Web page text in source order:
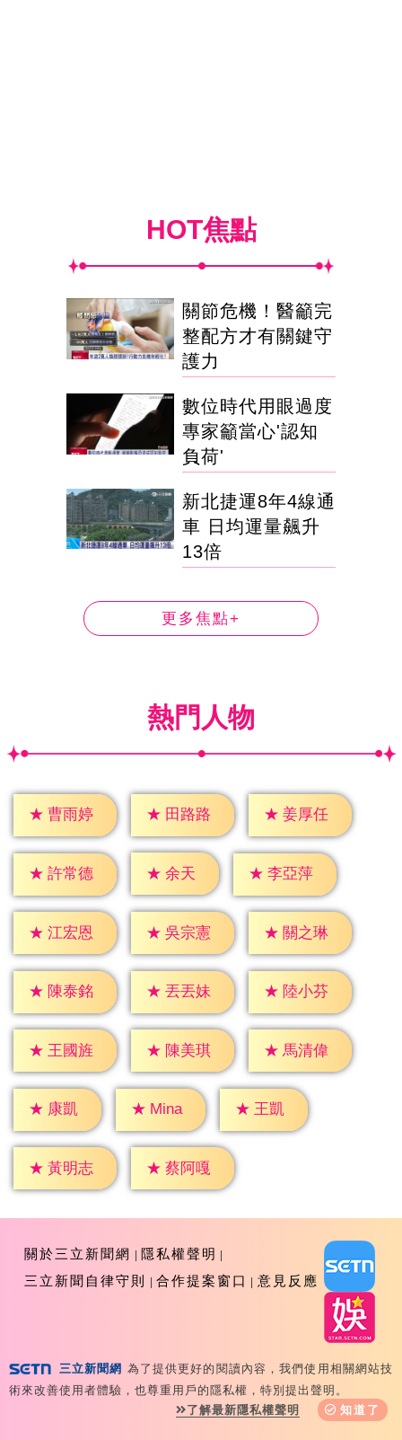
HOT焦點
關節危機！醫籲完
整配方才有關鍵守
護力
數位時代用眼過度
專家籲當心'認知
負荷'
新北捷運8年4線通
車 日均運量飆升
13倍
更多焦點+
熱門人物
★ 曹雨婷 ★ 田路路 ★ 姜厚任
★ 許常德 ★ 余天 ★ 李亞萍
★ 江宏恩 ★ 吳宗憲 ★ 關之琳
★ 陳泰銘 ★ 丟丟妹 ★ 陸小芬
★ 王國旌 ★ 陳美琪 ★ 馬清偉
★ 康凱 ★ Mina ★ 王凱
★ 黃明志 ★ 蔡阿嘎
關於三立新聞網
隱私權聲明
三立新聞自律守則
合作提案窗口 意見反應
Copyright ©2026 Sanlih E-Television All Rights
Reserved 版權所有 盜用必究 台北市內湖區舊宗路一段159
號 02-8792-8888
三立新聞網 為了提供更好的閱讀內容，我們使用相關網站技
術來改善使用者體驗，也尊重用戶的隱私權，特別提出聲明。
了解最新隱私權聲明
知道了